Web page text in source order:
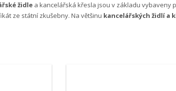
židle a kancelářská křesla jsou v základu vybaveny
ze státní zkušebny. Na většinu kancelářských židlí a